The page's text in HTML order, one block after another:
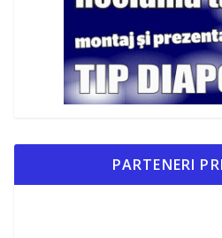
PARTENERI